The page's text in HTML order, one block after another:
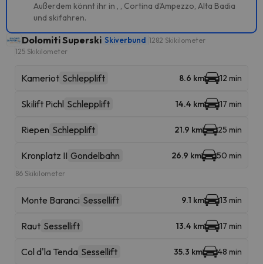
Außerdem könnt ihr in , , Cortina d'Ampezzo, Alta Badia
und skifahren.
Dolomiti Superski Skiverbund 1282 Skikilometer
125 Skikilometer
Kameriot Schlepplift 8.6 km 12 min
Skilift Pichl Schlepplift 14.4 km 17 min
Riepen Schlepplift 21.9 km 25 min
Kronplatz II Gondelbahn 26.9 km 50 min
86 Skikilometer
Monte Baranci Sessellift 9.1 km 13 min
Raut Sessellift 13.4 km 17 min
Col d'la Tenda Sessellift 35.3 km 48 min